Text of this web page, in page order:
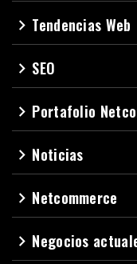
navigate_next Tendencias Web
navigate_next SEO
navigate_next Portafolio
navigate_next Noticias
navigate_next Netcommerce
navigate_next Negocios